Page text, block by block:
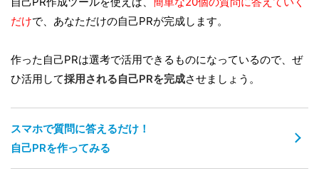
だけで、あなただけの自己PRが完成します。
作った自己PRは選考で活用できるものになっているので、ぜ
ひ活用して採用される自己PRを完成させましょう。
スマホで質問に答えるだけ！
自己PRを作ってみる